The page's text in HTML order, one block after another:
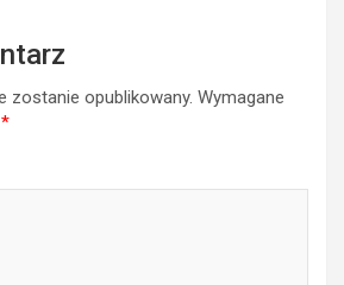
zostanie opublikowany. Wymagane
*